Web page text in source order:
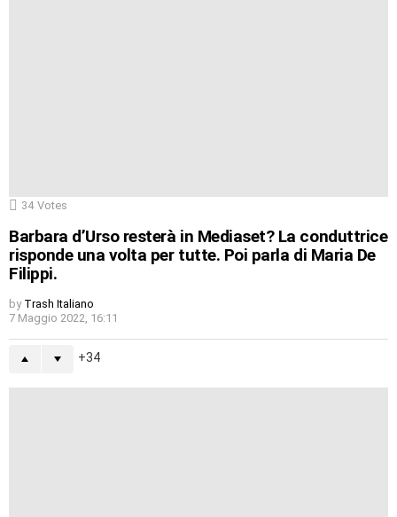
34 Votes
Barbara d’Urso resterà in Mediaset? La conduttrice
risponde una volta per tutte. Poi parla di Maria De
Filippi.
by Trash Italiano
7 Maggio 2022, 16:11
34